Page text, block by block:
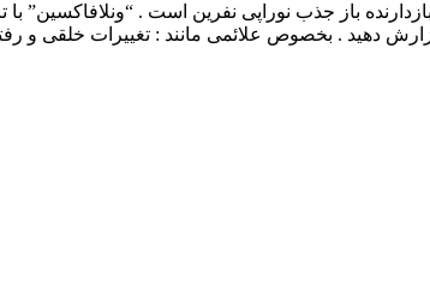
باز جذب نوراپی نفرین است . “ونلافاکسین” با
دهید . بخصوص علائمی مانند : تغییرات خلقی و